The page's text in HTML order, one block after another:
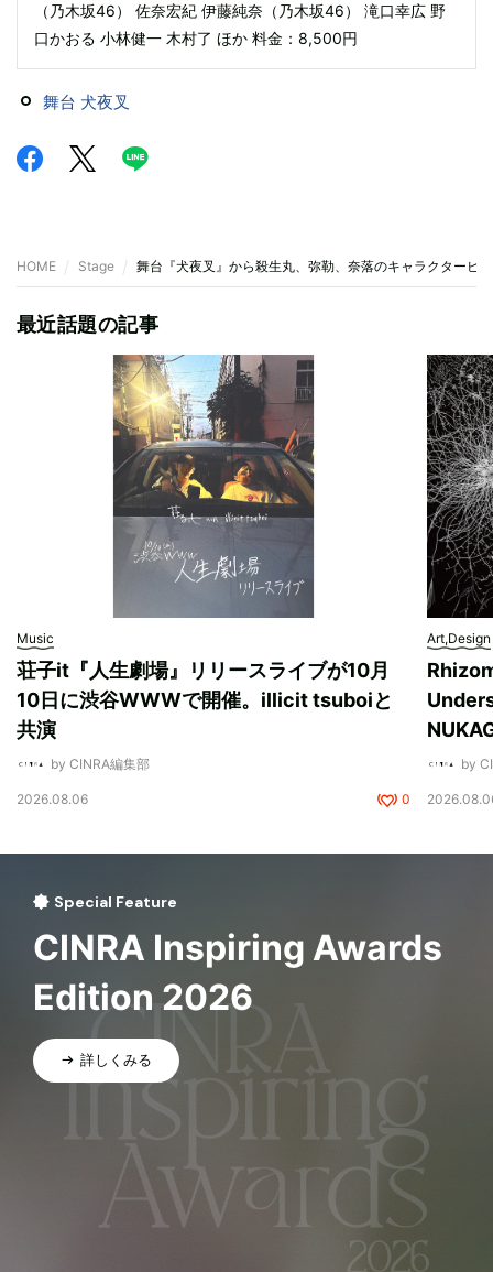
（乃木坂46） 佐奈宏紀 伊藤純奈（乃木坂46） 滝口幸広 野
口かおる 小林健一 木村了 ほか 料金：8,500円
舞台 犬夜叉
HOME Stage 舞台『犬夜叉』から殺生丸、弥勒、奈落のキャラクタービ
最近話題の記事
Music
荘子it『人生劇場』リリースライブが10月
10日に渋谷WWWで開催。illicit tsuboiと
共演
by CINRA編集部
2026.08.06 0
Art,Design
by
Special Feature
CINRA Inspiring Awards
Edition 2026
詳しくみる